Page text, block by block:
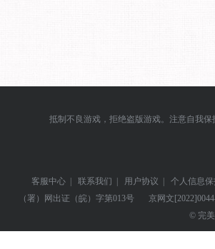
抵制不良游戏，拒绝盗版游戏。注意自我
客服中心 | 联系我们 | 用户协议 |
个人信息
（署）网出证（皖）字第013号
京网文
© 完美